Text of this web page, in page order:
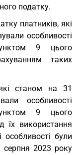
податку.
платників, які
особливості
9 цього
таких
станом на 31
особливості
9 цього
їх використання
особливості були
2023 року